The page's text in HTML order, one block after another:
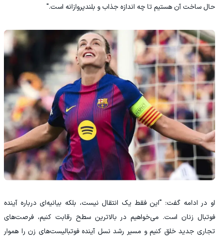
حال ساخت آن هستیم تا چه اندازه جذاب و بلندپروازانه است."
او در ادامه گفت: "این فقط یک انتقال نیست، بلکه بیانیه‌ای درباره آینده
فوتبال زنان است. می‌خواهیم در بالاترین سطح رقابت کنیم، فرصت‌های
تجاری جدید خلق کنیم و مسیر رشد نسل آینده فوتبالیست‌های زن را هموار